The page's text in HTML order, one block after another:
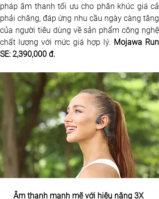
pháp âm thanh tối ưu cho phân khúc giá cả
phải chăng, đáp ứng nhu cầu ngày càng tăng
của người tiêu dùng về sản phẩm công nghệ
chất lượng với mức giá hợp lý. Mojawa Run
SE: 2,390,000 đ.
Âm thanh mạnh mẽ với hiệu năng 3X